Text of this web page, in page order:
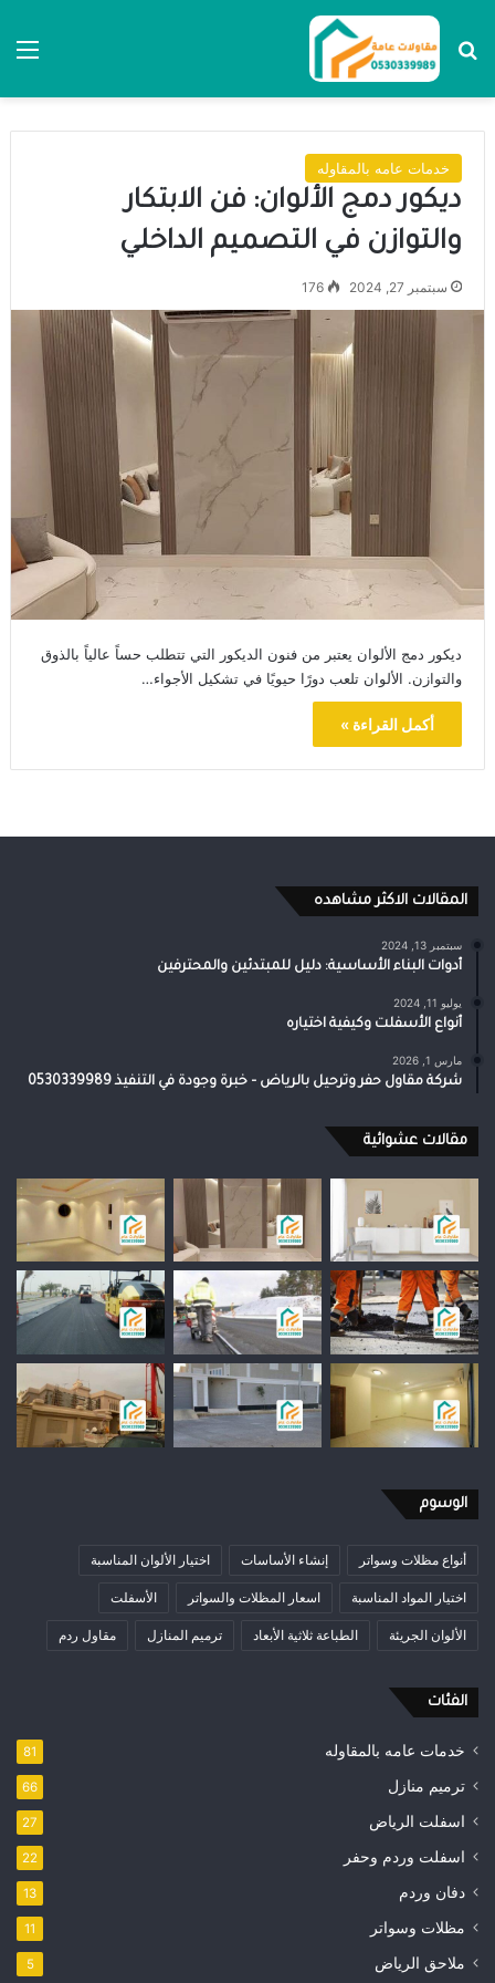
بحث عن
خدمات عامه بالمقاوله
ديكور دمج الألوان: فن الابتكار
والتوازن في التصميم الداخلي
سبتمبر 27, 2024 176
ديكور دمج الألوان يعتبر من فنون الديكور التي تتطلب حساً عالياً بالذوق
والتوازن. الألوان تلعب دورًا حيويًا في تشكيل الأجواء…
أكمل القراءة »
المقالات الاكثر مشاهده
سبتمبر 13, 2024
أدوات البناء الأساسية: دليل للمبتدئين والمحترفين
يوليو 11, 2024
أنواع الأسفلت وكيفية اختياره
مارس 1, 2026
شركة مقاول حفر وترحيل بالرياض – خبرة وجودة في التنفيذ 0530339989
مقالات عشوائية
الوسوم
أنواع مظلات وسواتر إنشاء الأساسات اختيار الألوان المناسبة
اختيار المواد المناسبة اسعار المظلات والسواتر الأسفلت
الألوان الجريئة الطباعة ثلاثية الأبعاد ترميم المنازل مقاول ردم
الفئات
خدمات عامه بالمقاوله 81
ترميم منازل 66
اسفلت الرياض 27
اسفلت وردم وحفر 22
دفان وردم 13
مظلات وسواتر 11
ملاحق الرياض 5